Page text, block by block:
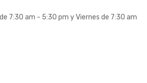
7:30 am - 5:30 pm y Viernes de 7:30 am